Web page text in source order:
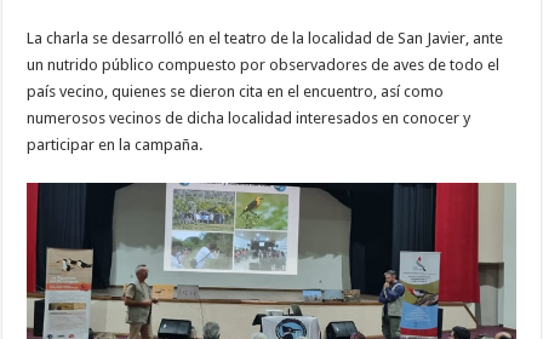
La charla se desarrolló en el teatro de la localidad de San Javier, ante
un nutrido público compuesto por observadores de aves de todo el
país vecino, quienes se dieron cita en el encuentro, así como
numerosos vecinos de dicha localidad interesados en conocer y
participar en la campaña.